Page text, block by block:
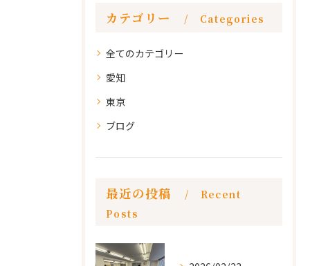
カテゴリー Categories
全てのカテゴリー
愛知
東京
ブログ
最近の投稿
Recent
Posts